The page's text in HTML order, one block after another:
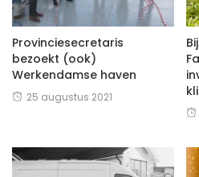
Provinciesecretaris
bezoekt (ook)
Werkendamse haven
25 augustus 2021